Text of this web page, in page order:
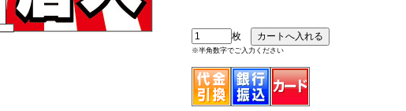
枚
※半角数字でご入力ください